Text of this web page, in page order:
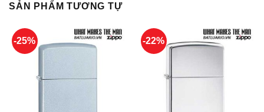
SẢN PHẨM TƯƠNG TỰ
-25% -22%